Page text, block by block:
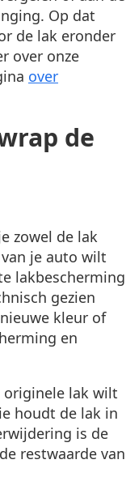
Op dat
de lak eronder
over onze
over
de
zowel de lak
je auto wilt
lakbescherming
gezien
kleur of
en
originele lak wilt
houdt de lak in
is de
restwaarde van